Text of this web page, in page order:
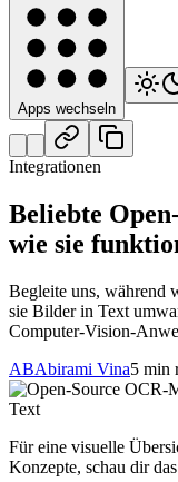
Apps wechseln
Integrationen
Beliebte
wie sie
Begleite uns, während
sie Bilder in Text
Computer-Vision-
ABAbirami Vina5 min
Für eine visuelle
Konzepte, schau dir